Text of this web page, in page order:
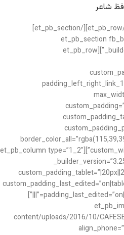
شاعر
[/et_pb_blurb][/et_pb_column][/et_pb_row][/et_pb_section]
[et_pb_section
_builder_version=”3.22″ collapsed=”on”][et_pb_row
custom_width_px=”1280px” collapsed=”on”][et_pb_column type=”1_2″
padding_last_edited=”on|tablet” custom_padding__hover=”|||”]
content/uploads/2016/10/